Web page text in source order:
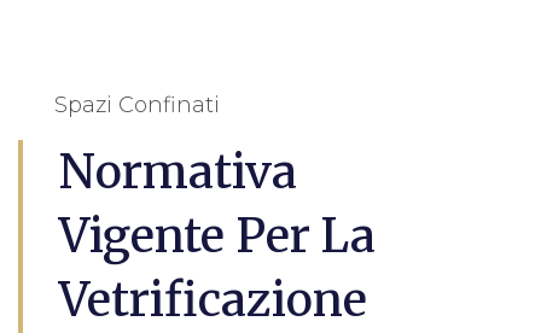
Spazi Confinati
Normativa
Vigente Per La
Vetrificazione